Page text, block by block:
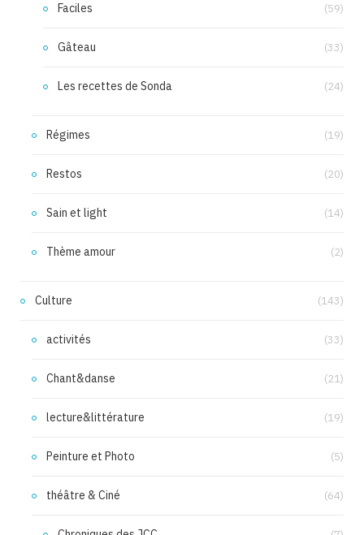
Faciles (59)
Gâteau (33)
Les recettes de Sonda (24)
Régimes (19)
Restos (20)
Sain et light (14)
Thème amour (2)
Culture (143)
activités (33)
Chant&danse (21)
lecture&littérature (19)
Peinture et Photo (5)
théâtre & Ciné (64)